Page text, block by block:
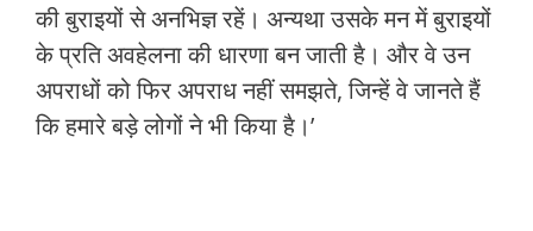
की बुराइयों से अनभिज्ञ रहें। अन्यथा उसके मन में बुराइयों
के प्रति अवहेलना की धारणा बन जाती है। और वे उन
अपराधों को फिर अपराध नहीं समझते, जिन्हें वे जानते हैं
कि हमारे बड़े लोगों ने भी किया है।’